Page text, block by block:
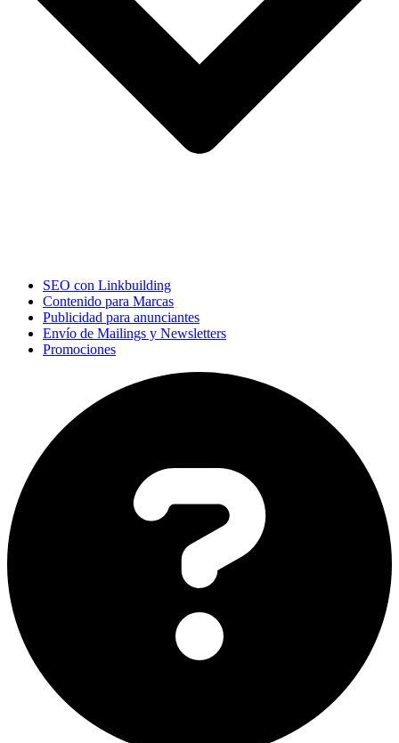
SEO con Linkbuilding
Contenido para Marcas
Publicidad para anunciantes
Envío de Mailings y Newsletters
Promociones